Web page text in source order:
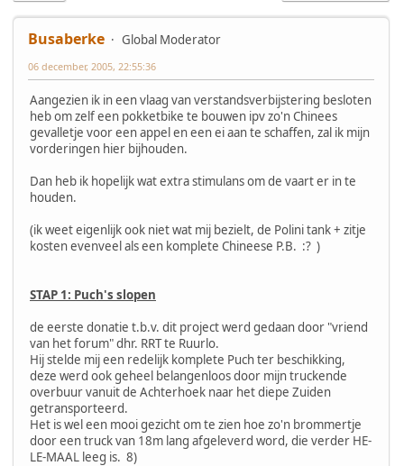
Busaberke Global Moderator
06 december, 2005, 22:55:36
Aangezien ik in een vlaag van verstandsverbijstering besloten
heb om zelf een pokketbike te bouwen ipv zo'n Chinees
gevalletje voor een appel en een ei aan te schaffen, zal ik mijn
vorderingen hier bijhouden.
Dan heb ik hopelijk wat extra stimulans om de vaart er in te
houden.
(ik weet eigenlijk ook niet wat mij bezielt, de Polini tank + zitje
kosten evenveel als een komplete Chineese P.B. :? )
STAP 1: Puch's slopen
de eerste donatie t.b.v. dit project werd gedaan door "vriend
van het forum" dhr. RRT te Ruurlo.
Hij stelde mij een redelijk komplete Puch ter beschikking,
deze werd ook geheel belangenloos door mijn truckende
overbuur vanuit de Achterhoek naar het diepe Zuiden
getransporteerd.
Het is wel een mooi gezicht om te zien hoe zo'n brommertje
door een truck van 18m lang afgeleverd word, die verder HE-
LE-MAAL leeg is. 8)